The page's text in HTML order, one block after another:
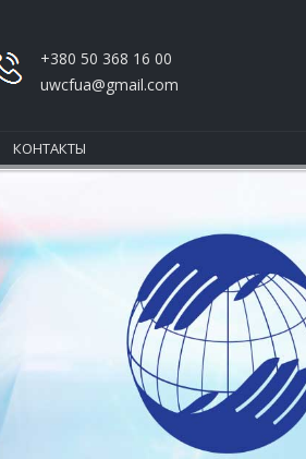
+380 50 368 16 00
uwcfua@gmail.com
КОНТАКТЫ